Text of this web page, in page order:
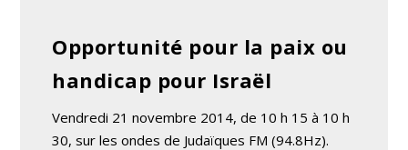
Opportunité pour la paix ou
handicap pour Israël
Vendredi 21 novembre 2014, de 10 h 15 à 10 h
30, sur les ondes de Judaïques FM (94.8Hz).